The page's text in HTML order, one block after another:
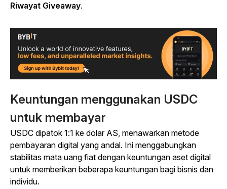
Riwayat Giveaway.
Keuntungan menggunakan USDC
untuk membayar
USDC dipatok 1:1 ke dolar AS, menawarkan metode
pembayaran digital yang andal. Ini menggabungkan
stabilitas mata uang fiat dengan keuntungan aset digital
untuk memberikan beberapa keuntungan bagi bisnis dan
individu.